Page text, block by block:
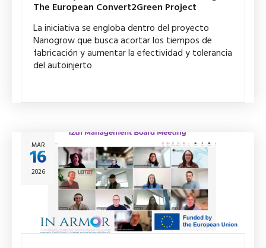
The European Convert2Green Project
La iniciativa se engloba dentro del proyecto
Nanogrow que busca acortar los tiempos de
fabricación y aumentar la efectividad y tolerancia
del autoinjerto
MAR
16
2026